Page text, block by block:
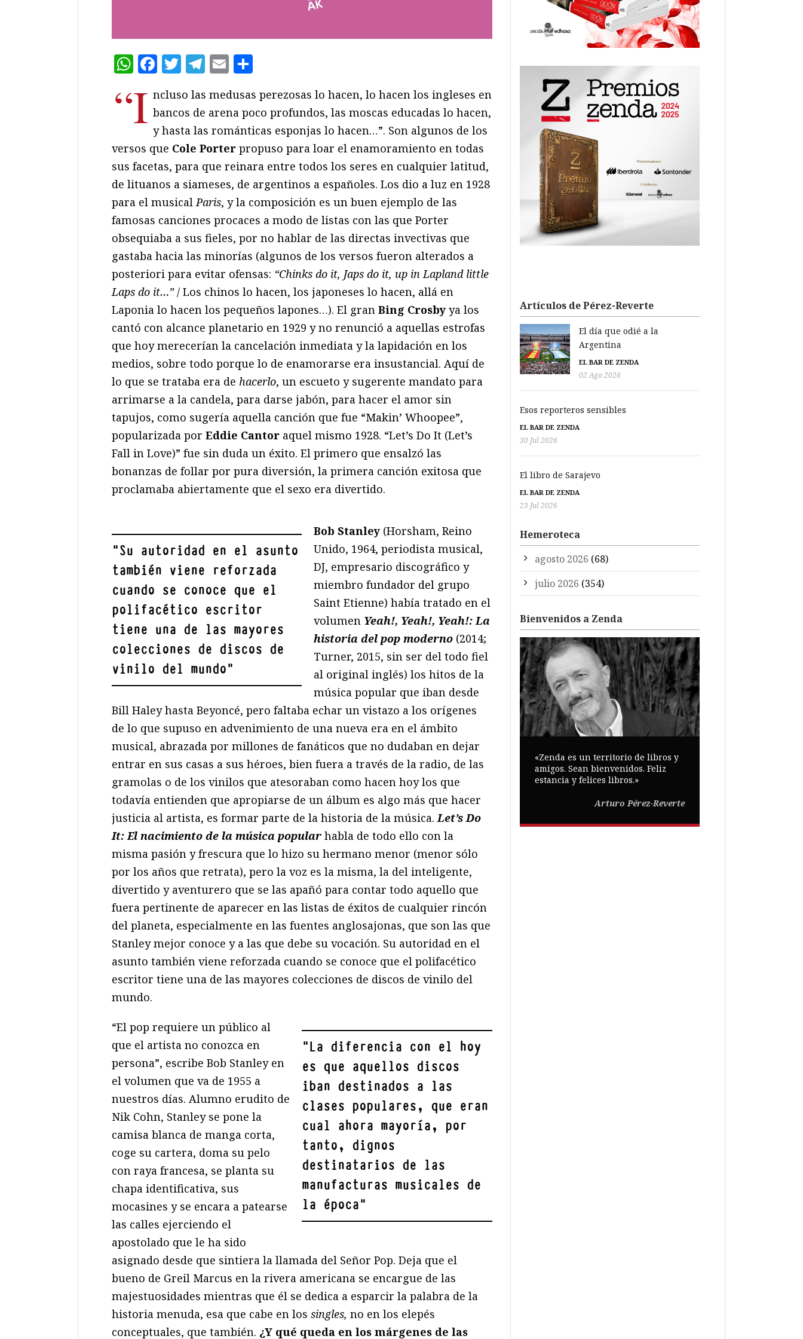
WhatsApp
Facebook
Twitter
Telegram
Email
“I ncluso las medusas perezosas lo hacen, lo hacen los ingleses en
bancos de arena poco profundos, las moscas educadas lo hacen,
y hasta las románticas esponjas lo hacen…”. Son algunos de los
versos que Cole Porter propuso para loar el enamoramiento en todas
sus facetas, para que reinara entre todos los seres en cualquier latitud,
de lituanos a siameses, de argentinos a españoles. Los dio a luz en 1928
para el musicalParis, y la composición es un buen ejemplo de las
famosas canciones procaces a modo de listas con las que Porter
obsequiaba a sus fieles, por no hablar de las directas invectivas que
gastaba hacia las minorías (algunos de los versos fueron alterados a
posteriori para evitar ofensas: “Chinks do it, Japs do it, up in Lapland little
Laps do it…”/ Los chinos lo hacen, los japoneses lo hacen, allá en
Laponia lo hacen los pequeños lapones…). El gran Bing Crosby ya los
cantó con alcance planetario en 1929 y no renunció a aquellas estrofas
que hoy merecerían la cancelación inmediata y la lapidación en los
medios, sobre todo porque lo de enamorarse era insustancial. Aquí de
lo que se trataba era de hacerlo, un escueto y sugerente mandato para
arrimarse a la candela, para darse jabón, para hacer el amor sin
tapujos, como sugería aquella canción que fue “Makin’ Whoopee”,
popularizada por Eddie Cantor aquel mismo 1928. “Let’s Do It (Let’s
Fall in Love)” fue sin duda un éxito. El primero que ensalzó las
bonanzas de follar por pura diversión, la primera canción exitosa que
proclamaba abiertamente que el sexo era divertido.
"Su autoridad en el asunto
también viene reforzada
cuando se conoce que el
polifacético escritor
tiene una de las mayores
colecciones de discos de
vinilo del mundo"
Bob Stanley (Horsham, Reino
Unido, 1964, periodista musical,
DJ, empresario discográfico y
miembro fundador del grupo
Saint Etienne) había tratado en el
volumen Yeah!, Yeah!, Yeah!: La
historia del pop moderno (2014;
Turner, 2015, sin ser del todo fiel
al original inglés) los hitos de la
música popular que iban desde
Bill Haley hasta Beyoncé, pero faltaba echar un vistazo a los orígenes
de lo que supuso en advenimiento de una nueva era en el ámbito
musical, abrazada por millones de fanáticos que no dudaban en dejar
entrar en sus casas a sus héroes, bien fuera a través de la radio, de las
gramolas o de los vinilos que atesoraban como hacen hoy los que
todavía entienden que apropiarse de un álbum es algo más que hacer
justicia al artista, es formar parte de la historia de la música.Let’s Do
It: El nacimiento de la música popular habla de todo ello con la
misma pasión y frescura que lo hizo su hermano menor (menor sólo
por los años que retrata), pero la voz es la misma, la del inteligente,
divertido y aventurero que se las apañó para contar todo aquello que
fuera pertinente de aparecer en las listas de éxitos de cualquier rincón
del planeta, especialmente en las fuentes anglosajonas, que son las que
Stanley mejor conoce y a las que debe su vocación. Su autoridad en el
asunto también viene reforzada cuando se conoce que el polifacético
escritor tiene una de las mayores colecciones de discos de vinilo del
mundo.
"La diferencia con el hoy
es que aquellos discos
iban destinados a las
clases populares, que eran
cual ahora mayoría, por
tanto, dignos
destinatarios de las
manufacturas musicales de
la época"
“El pop requiere un público al
que el artista no conozca en
persona”, escribe Bob Stanley en
el volumen que va de 1955 a
nuestros días. Alumno erudito de
Nik Cohn, Stanley se pone la
camisa blanca de manga corta,
coge su cartera, doma su pelo
con raya francesa, se planta su
chapa identificativa, sus
mocasines y se encara a patearse
las calles ejerciendo el
apostolado que le ha sido
asignado desde que sintiera la llamada del Señor Pop. Deja que el
bueno de Greil Marcus en la rivera americana se encargue de las
majestuosidades mientras que él se dedica a esparcir la palabra de la
historia menuda, esa que cabe en los singles, no en los elepés
conceptuales, que también. ¿Y qué queda en los márgenes de las
Artículos de Pérez-Reverte
El día que odié a la
Argentina
EL BAR DE ZENDA
02 Ago 2026
Esos reporteros sensibles
EL BAR DE ZENDA
30 Jul 2026
El libro de Sarajevo
EL BAR DE ZENDA
23 Jul 2026
Hemeroteca
agosto 2026 (68)
julio 2026 (354)
Bienvenidos a Zenda
«Zenda es un territorio de libros y
amigos. Sean bienvenidos. Feliz
estancia y felices libros.»
Arturo Pérez-Reverte